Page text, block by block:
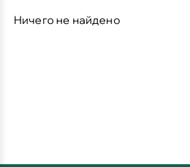
Ничего не найдено